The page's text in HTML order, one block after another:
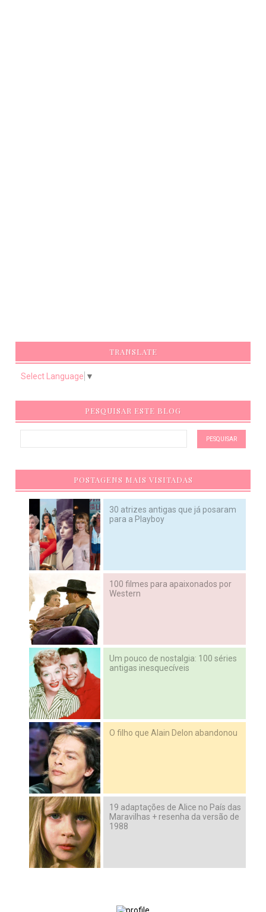
TRANSLATE
Select Language ▼
PESQUISAR ESTE BLOG
POSTAGENS MAIS VISITADAS
30 atrizes antigas que já posaram
para a Playboy
100 filmes para apaixonados por
Western
Um pouco de nostalgia: 100 séries
antigas inesquecíveis
O filho que Alain Delon abandonou
19 adaptações de Alice no País das
Maravilhas + resenha da versão de
1988